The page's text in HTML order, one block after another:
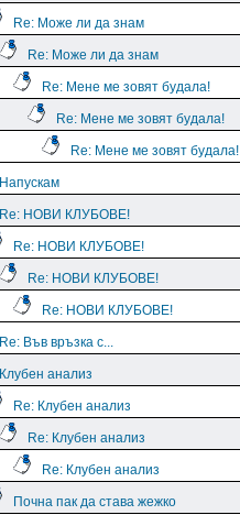
Re: Може ли да знам
Re: Може ли да знам
Re: Мене ме зовят будала!
Re: Мене ме зовят будала!
Re: Мене ме зовят будала!
Напускам
Re: НОВИ КЛУБОВЕ!
Re: НОВИ КЛУБОВЕ!
Re: НОВИ КЛУБОВЕ!
Re: НОВИ КЛУБОВЕ!
Re: Във връзка с...
Клубен анализ
Re: Клубен анализ
Re: Клубен анализ
Re: Клубен анализ
Почна пак да става жежко